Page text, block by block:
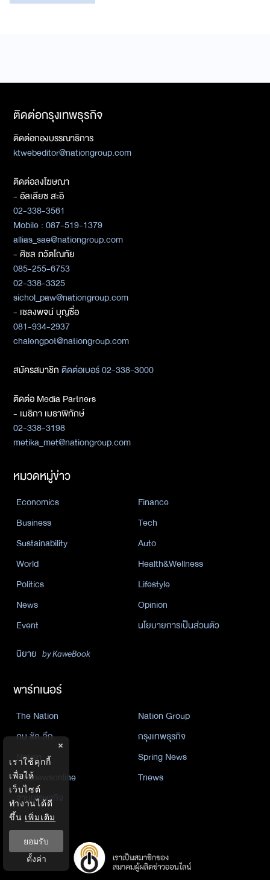
ติดต่อกรุงเทพธุรกิจ
ติดต่อกองบรรณาธิการ
ktwebeditor@nationgroup.com
ติดต่อลงโฆษณา
- อัลเลียซ สะอิ
02-338-3561
Mobile : 087-519-1379
allias_sae@nationgroup.com
- ศิชล ภวัตโณทัย
085-255-6753
02-338-3325
sichol_paw@nationgroup.com
- เชลงพจน์ บุญซื่อ
081-934-2937
chalengpot@nationgroup.com
สมัครสมาชิกติดต่อเบอร์ 02-338-3000
ติดต่อ Media Partners
- เมธิกา เมธาพิทักษ์
02-338-3198
metika_met@nationgroup.com
หมวดหมู่ข่าว
Economics
Finance
Business
Tech
Sustainability
Auto
World
Health&Wellness
Politics
Lifestyle
News
Opinion
Event
นโยบายการเป็นส่วนตัว
นิยาย by KaweBook
พาร์ทเนอร์
The Nation
Nation Group
คม ชัด ลึก
กรุงเทพธุรกิจ
Nation
Spring News
Thainewsonline
Tnews
ฐานเศรษฐกิจ
×
เราใช้คุกกี้
เพื่อให้
เว็บไซต์
ทำงานได้ดี
ขึ้น เพิ่มเติม
ยอมรับ
ตั้งค่า